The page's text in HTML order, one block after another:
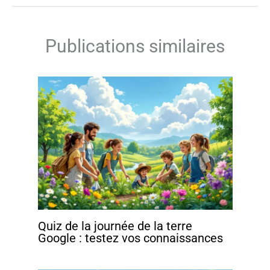
Publications similaires
Quiz de la journée de la terre
Google : testez vos connaissances